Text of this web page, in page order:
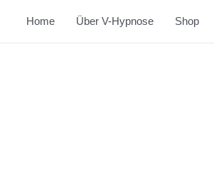
Home Über V-Hypnose Shop